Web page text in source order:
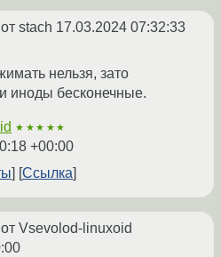
от stach 17.03.2024 07:32:33
нельзя, зато
иноды бесконечные.
★★★★★
+00:00
Ссылка
от Vsevolod-linuxoid